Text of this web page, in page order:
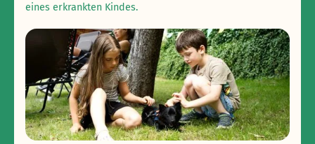
eines erkrankten Kindes.
Durch unseren Sozialfonds helfen Sie bedarfsgerecht
und schenken Familien bspw. einen Spaßbadbesuch,
ermöglichen Freizeitangebote oder finanzieren einen
anderen Kinderwunsch, der in den schwierigen Zeiten ein
Lachen schenkt.